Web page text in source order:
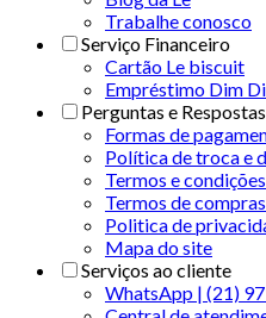
Trabalhe conosco
Serviço Financeiro
Cartão Le biscuit
Empréstimo Dim
Perguntas e Respostas
Formas de
Política de troca e
Termos e
Termos de
Politica de
Mapa do site
Serviços ao cliente
WhatsApp | (21)